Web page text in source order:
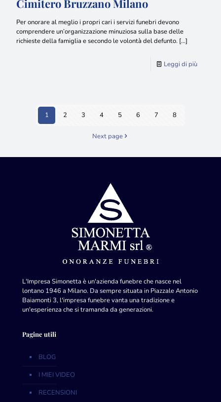
Cimitero Bruzzano Milano
Per onorare al meglio i propri cari i servizi funebri devono
comprendere un’organizzazione minuziosa sulla base delle
richieste della famiglia e secondo le volontà del defunto. […]
Leggi di più
1 2 3 4 5 6 7 8
Next page
L'Impresa Simonetta è un'azienda funebre che nasce nel
lontano 1946 a Milano. Da sempre situata in Piazzale Antonio
Baiamonti 3, l'impresa funebre vanta una tradizione e
un'esperienza che si tramanda da generazioni.
Pagine utili
BLOG
I MIEI VIDEO
RECENSIONI